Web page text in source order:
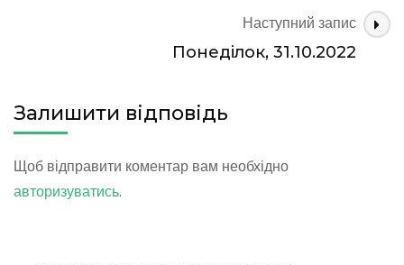
Наступний запис
Понеділок, 31.10.2022
Залишити відповідь
Щоб відправити коментар вам необхідно
авторизуватись.